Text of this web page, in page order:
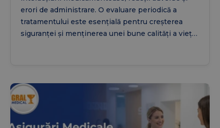
erori de administrare. O evaluare periodică a
tratamentului este esențială pentru creșterea
siguranței și menținerea unei bune calități a vieții